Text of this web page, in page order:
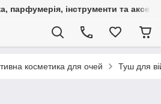
парфумерія, інструменти та
косметика для очей Туш для